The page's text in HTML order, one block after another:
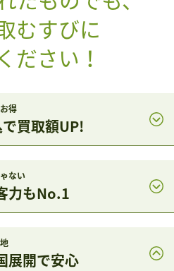
むすびに
ださい！
得
買取額UP!
ない
力もNo.1
展開で安心